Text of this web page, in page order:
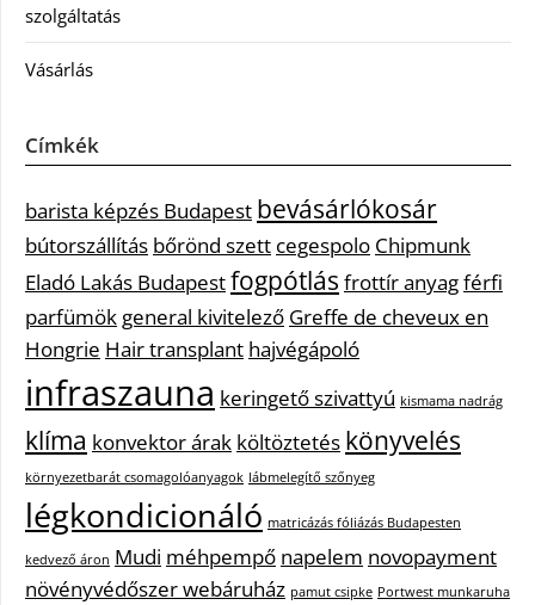
szolgáltatás
Vásárlás
Címkék
barista képzés Budapest bevásárlókosár
bútorszállítás bőrönd szett cegespolo Chipmunk
Eladó Lakás Budapestfogpótlás frottír anyagférfi
parfümök general kivitelező Greffe de cheveux en
Hongrie Hair transplant hajvégápoló
infraszauna keringető szivattyú kismama nadrág
klíma konvektor árak költöztetés könyvelés
környezetbarát csomagolóanyagok lábmelegítő szőnyeg
légkondicionáló matricázás fóliázás Budapesten
kedvező áron Mudi méhpempő napelem novopayment
növényvédőszer webáruház pamut csipke Portwest munkaruha